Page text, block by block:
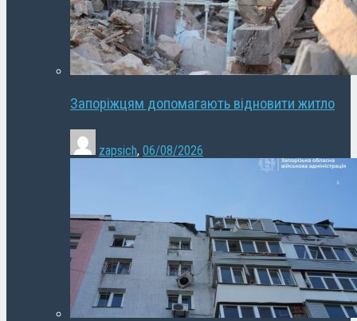
Запоріжцям допомагають відновити житло
zapsich, 06/08/2026